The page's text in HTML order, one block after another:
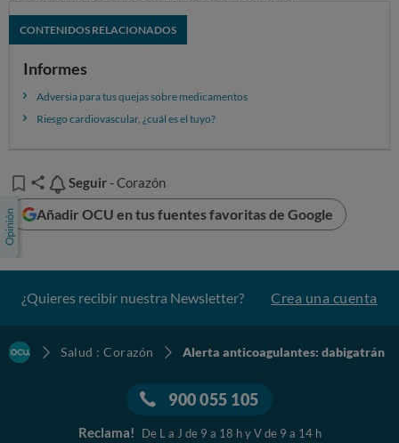
CONTENIDOS RELACIONADOS
Informes
Adversia para tus quejas sobre medicamentos
Riesgo cardiovascular, ¿cuál es el tuyo?
Seguir
Seguir - Corazón
Añadir OCU en tus fuentes favoritas de Google
¿Quieres recibir nuestra Newsletter? Crea una cuenta
Salud : Corazón Alerta anticoagulantes: dabigatrán
900 055 105
Reclama! De L a J de 9 a 18 h y V de 9 a 14 h